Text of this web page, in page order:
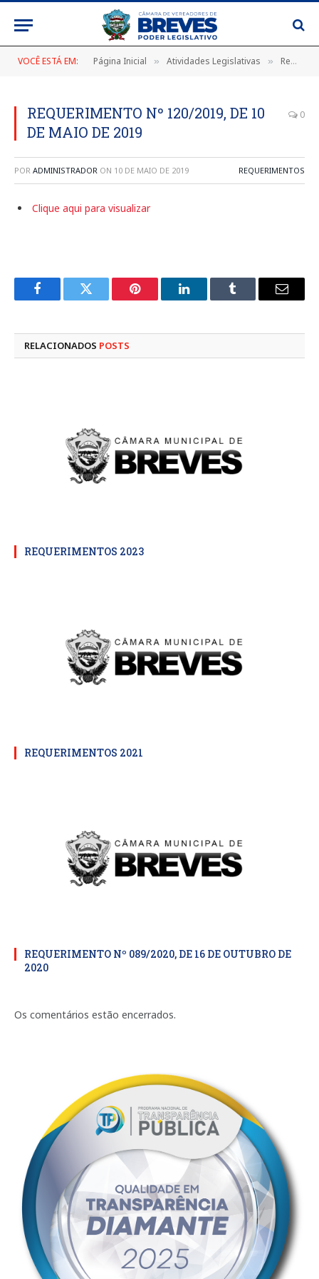
VOCÊ ESTÁ EM: Página Inicial » Atividades Legislativas » Requerimentos
REQUERIMENTO Nº 120/2019, DE 10
DE MAIO DE 2019
0
POR ADMINISTRADOR ON 10 DE MAIO DE 2019 REQUERIMENTOS
Clique aqui para visualizar
FacebookTwitter Pinterest LinkedInTumblr
E-
RELACIONADOS POSTS
REQUERIMENTOS 2023
REQUERIMENTOS 2021
REQUERIMENTO Nº 089/2020, DE 16 DE OUTUBRO DE
2020
Os comentários estão encerrados.